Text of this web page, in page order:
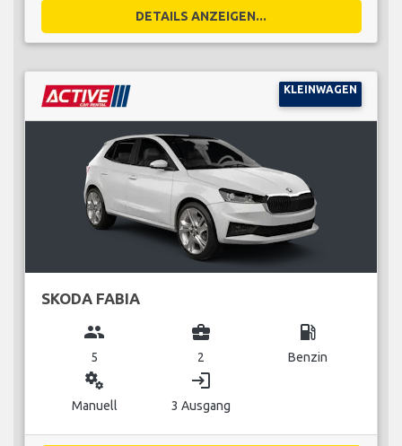
DETAILS ANZEIGEN...
KLEINWAGEN
SKODA FABIA
group
5
business_center
2
local_gas_station
Benzin
miscellaneous_services
Manuell
login
3 Ausgang